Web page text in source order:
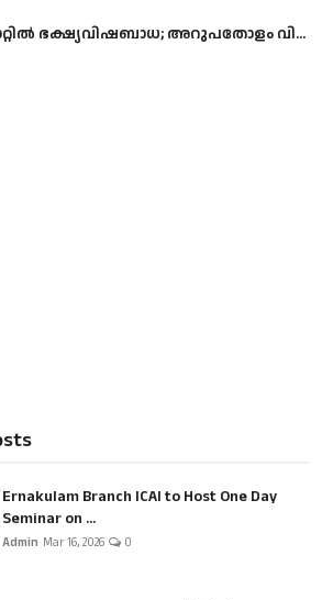
ഭക്ഷ്യവിഷബാധ; അറുപതോളം വി...
Ernakulam Branch ICAI to Host One Day
Seminar on ...
Admin Mar 16, 2026 0